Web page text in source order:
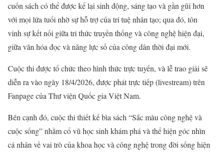
cuốn sách có thể được kể lại sinh động, sáng tạo và gần gũi hơn
với mọi lứa tuổi nhờ sự hỗ trợ của trí tuệ nhân tạo; qua đó, tôn
vinh sự kết nối giữa tri thức truyền thống và công nghệ hiện đại,
giữa văn hóa đọc và năng lực số của công dân thời đại mới.
Cuộc thi được tổ chức theo hình thức trực tuyến, và lễ trao giải sẽ
diễn ra vào ngày 18/4/2026, được phát trực tiếp (livestream) trên
Fanpage của Thư viện Quốc gia Việt Nam.
Bên cạnh đó, cuộc thi thiết kế bìa sách “Sắc màu công nghệ và
cuộc sống” nhằm cổ vũ học sinh khám phá và thể hiện góc nhìn
cá nhân về vai trò của khoa học và công nghệ trong đời sống hiện